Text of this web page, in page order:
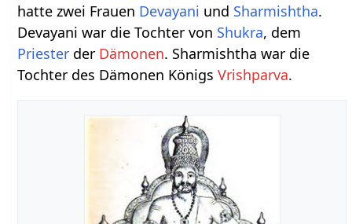
hatte zwei Frauen Devayani und Sharmishtha.
Devayani war die Tochter von Shukra, dem
Priester der Dämonen. Sharmishtha war die
Tochter des Dämonen KönigsVrishparva.